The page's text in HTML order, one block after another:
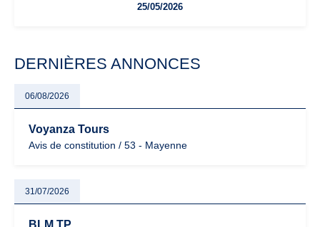
facturation ou risque de bascule vers la TVA : les règles
25/05/2026
DERNIÈRES ANNONCES
06/08/2026
Voyanza Tours
Avis de constitution / 53 - Mayenne
31/07/2026
BLM TP